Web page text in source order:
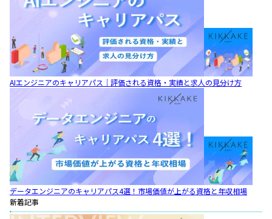
AIエンジニアのキャリアパス｜評価される資格・実績と求人の見分け方
データエンジニアのキャリアパス4選！市場価値が上がる資格と年収相場
新着記事